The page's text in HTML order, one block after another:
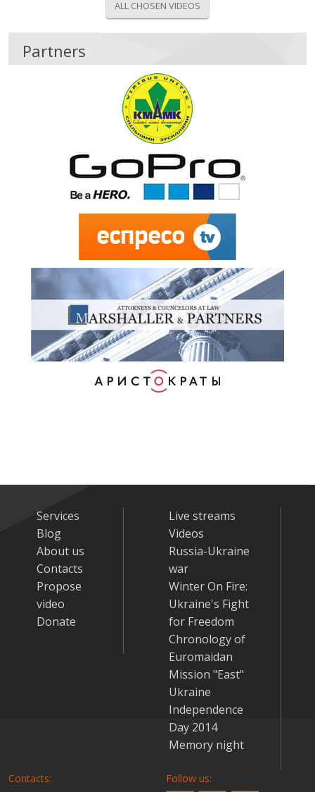
ALL CHOSEN VIDEOS
Partners
Services
Blog
About us
Contacts
Propose
video
Donate
Live streams
Videos
Russia-Ukraine
war
Winter On Fire:
Ukraine's Fight
for Freedom
Chronology of
Euromaidan
Mission "East"
Ukraine
Independence
Day 2014
Memory night
Contacts:
Follow us: